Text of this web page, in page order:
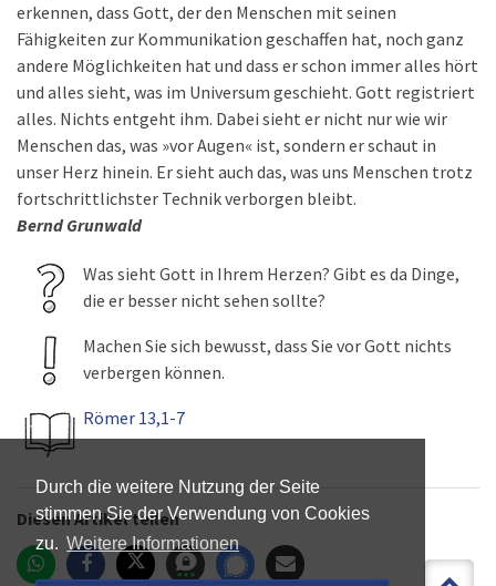
Durch die weitere Nutzung der Seite
stimmen Sie der Verwendung von Cookies
zu. Weitere Informationen
erkennen, dass Gott, der den Menschen mit seinen
Fähigkeiten zur Kommunikation geschaffen hat, noch ganz
andere Möglichkeiten hat und dass er schon immer alles hört
und alles sieht, was im Universum geschieht. Gott registriert
alles. Nichts entgeht ihm. Dabei sieht er nicht nur wie wir
Menschen das, was »vor Augen« ist, sondern er schaut in
unser Herz hinein. Er sieht auch das, was uns Menschen trotz
fortschrittlichster Technik verborgen bleibt.
Bernd Grunwald
Was sieht Gott in Ihrem Herzen? Gibt es da Dinge,
die er besser nicht sehen sollte?
Machen Sie sich bewusst, dass Sie vor Gott nichts
verbergen können.
Römer 13,1-7
Diesen Artikel teilen